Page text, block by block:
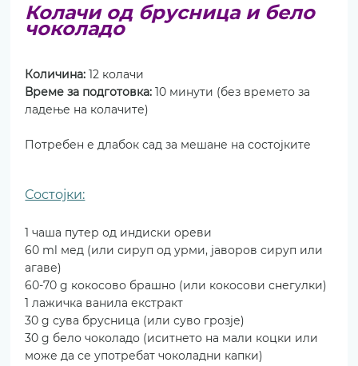
Колачи од брусница и бело
чоколадо
Количина: 12 колачи
Време за подготовка: 10 минути (без времето за
ладење на колачите)
Потребен е длабок сад за мешане на состојките
Состојки:
1 чаша путер од индиски ореви
60 ml мед (или сируп од урми, јаворов сируп или
агаве)
60-70 g кокосово брашно (или кокосови снегулки)
1 лажичка ванила екстракт
30 g сува брусница (или суво грозје)
30 g бело чоколадо (иситнето на мали коцки или
може да се употребат чоколадни капки)